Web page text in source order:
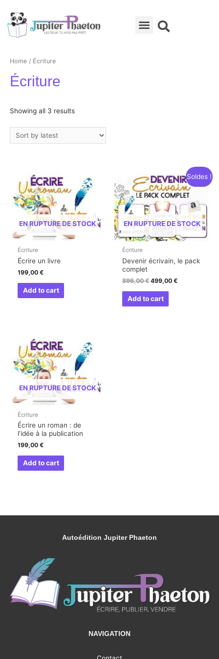
Home / Écriture
Écriture
Showing all 3 results
EN RUPTURE DE STOCK
Écriture
Écrire un livre
199,00€
Add to cart
Soldes !
EN RUPTURE DE STOCK
Écriture
Devenir écrivain, le pack
complet
896,00€ 499,00€
Add to cart
EN RUPTURE DE STOCK
Écriture
Écrire un roman : de
l’idée à la publication
199,00€
Add to cart
Autoédition Jupiter Phaeton
NAVIGATION